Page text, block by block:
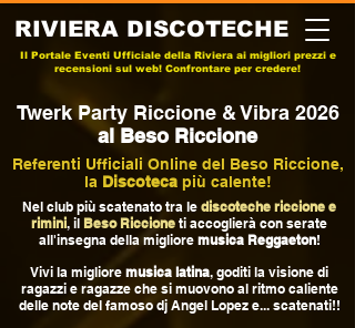
RIVIERA DISCOTECHE
Il Portale Eventi Ufficiale della Riviera ai migliori prezzi e
recensioni sul web! Confrontare per credere!
Twerk Party Riccione & Vibra 2026
al Beso Riccione
Referenti Ufficiali Online del Beso Riccione,
la Discotecapiù calente!
Nel club più scatenato tra le discoteche riccione e
rimini, il Beso Riccione ti accoglierà con serate
all'insegna della migliore musica Reggaeton!
Vivi la migliore musica latina, goditi la visione di
ragazzi e ragazze che si muovono al ritmo caliente
delle note del famoso dj Angel Lopez e... scatenati!!